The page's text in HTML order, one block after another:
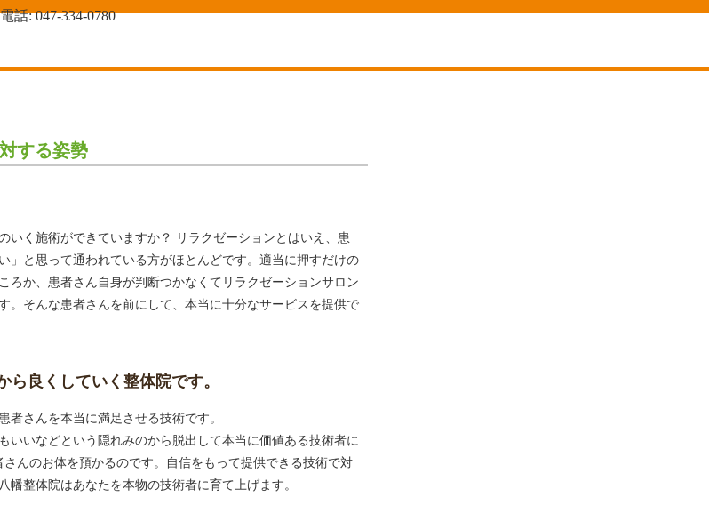
する姿勢
いく施術ができていますか？ リラクゼーションとはいえ、患
」と思って通われている方がほとんどです。適当に押すだけの
ろか、患者さん自身が判断つかなくてリラクゼーションサロン
。そんな患者さんを前にして、本当に十分なサービスを提供で
良くしていく整体院です。
者さんを本当に満足させる技術です。
いいなどという隠れみのから脱出して本当に価値ある技術者に
んのお体を預かるのです。自信をもって提供できる技術で対
幡整体院はあなたを本物の技術者に育て上げます。